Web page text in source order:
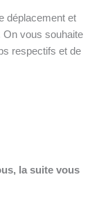
déplacement et
On vous souhaite
respectifs et de
la suite vous